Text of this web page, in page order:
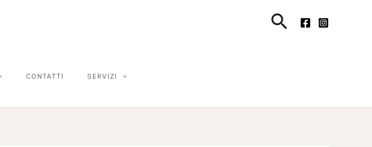
Cerca
CONTATTI SERVIZI